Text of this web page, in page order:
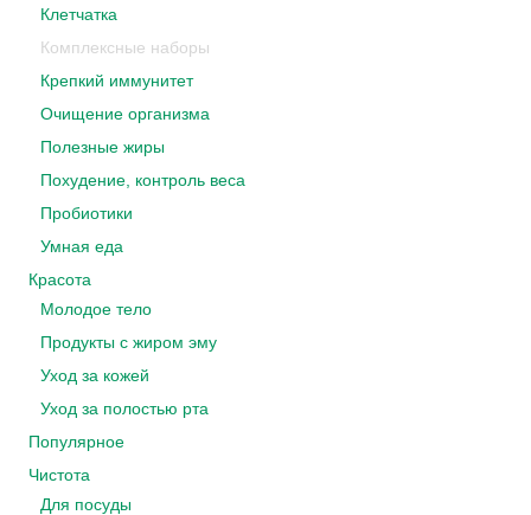
Клетчатка
Комплексные наборы
Крепкий иммунитет
Очищение организма
Полезные жиры
Похудение, контроль веса
Пробиотики
Умная еда
Красота
Молодое тело
Продукты с жиром эму
Уход за кожей
Уход за полостью рта
Популярное
Чистота
Для посуды